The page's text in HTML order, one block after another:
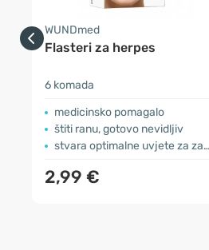
WUNDmed
Flasteri za herpes
6 komada
medicinsko pomagalo
štiti ranu, gotovo nevidljiv
stvara optimalne uvjete za zacjeljivanje
2,99 €